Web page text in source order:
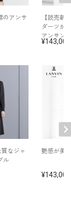
袖丈
107.0 46.0
なジャ
ル
艶感が美
143,000
のアンサ
【読売新
ダーツが
アンサン
143,000